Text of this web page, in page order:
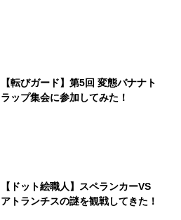
【転びガード】第5回 変態バナナト
ラップ集会に参加してみた！
【ドット絵職人】スペランカーVS
アトランチスの謎を観戦してきた！